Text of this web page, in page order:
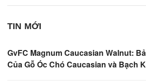
TIN MỚI
GvFC Magnum Caucasian Walnut:
Của Gỗ Óc Chó Caucasian và Bạch